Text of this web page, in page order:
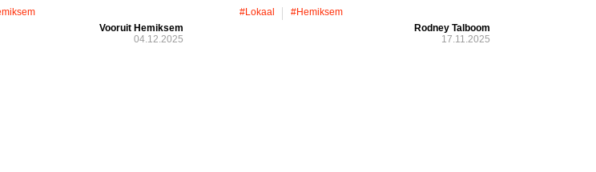
Vooruit Hemiksem
04.12.2025
#lokaal
#hemiksem
Rodney Talboom
17.11.2025